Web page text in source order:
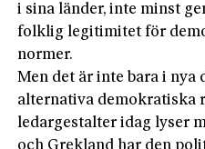
i sina länder, inte minst
folklig legitimitet för
normer.
Men det är inte bara i
alternativa demokratiska
ledargestalter idag lyser
och Grekland har den